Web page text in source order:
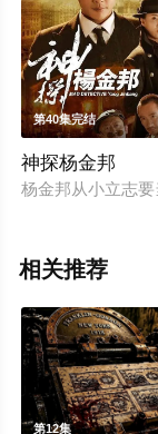
猫或剧情网等平
第40集完结
神探杨金邦
杨金邦从小立志
相关推荐
第12集